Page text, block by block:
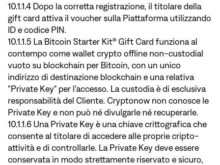
10.1.1.4 Dopo la corretta registrazione, il titolare della
gift card attiva il voucher sulla Piattaforma utilizzando
ID e codice PIN.
10.1.1.5 La Bitcoin Starter Kit® Gift Card funziona al
contempo come wallet crypto offline non-custodial
vuoto su blockchain per Bitcoin, con un unico
indirizzo di destinazione blockchain e una relativa
"Private Key" per l’accesso. La custodia è di esclusiva
responsabilità del Cliente. Cryptonow non conosce le
Private Key e non può né divulgarle né recuperarle.
10.1.1.6 Una Private Key è una chiave crittografica che
consente al titolare di accedere alle proprie cripto-
attività e di controllarle. La Private Key deve essere
conservata in modo strettamente riservato e sicuro,